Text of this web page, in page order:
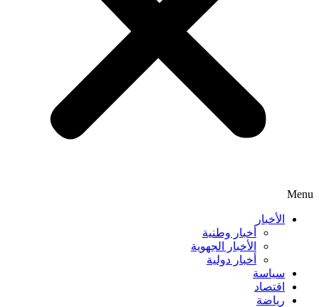
Menu
الأخبار
أخبار وطنية
الأخبار الجهوية
أخبار دولية
سياسة
اقتصاد
رياضة